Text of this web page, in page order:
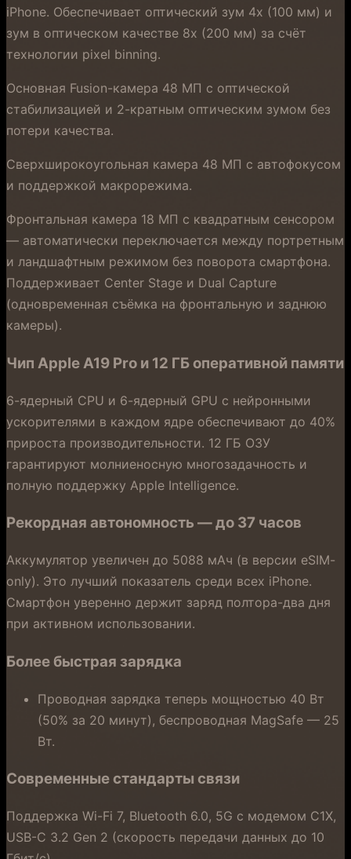
iPhone. Обеспечивает оптический зум 4x (100 мм) и
зум в оптическом качестве 8x (200 мм) за счёт
технологии pixel binning.
Основная Fusion-камера 48 МП с оптической
стабилизацией и 2-кратным оптическим зумом без
потери качества.
Сверхширокоугольная камера 48 МП с автофокусом
и поддержкой макрорежима.
Фронтальная камера 18 МП с квадратным сенсором
— автоматически переключается между портретным
и ландшафтным режимом без поворота смартфона.
Поддерживает Center Stage и Dual Capture
(одновременная съёмка на фронтальную и заднюю
камеры).
Чип Apple A19 Pro и 12 ГБ оперативной памяти
6-ядерный CPU и 6-ядерный GPU с нейронными
ускорителями в каждом ядре обеспечивают до 40%
прироста производительности. 12 ГБ ОЗУ
гарантируют молниеносную многозадачность и
полную поддержку Apple Intelligence.
Рекордная автономность — до 37 часов
Аккумулятор увеличен до 5088 мАч (в версии eSIM-
only). Это лучший показатель среди всех iPhone.
Смартфон уверенно держит заряд полтора-два дня
при активном использовании.
Более быстрая зарядка
Проводная зарядка теперь мощностью 40 Вт
(50% за 20 минут), беспроводная MagSafe — 25
Вт.
Современные стандарты связи
Поддержка Wi-Fi 7, Bluetooth 6.0, 5G с модемом C1X,
USB-C 3.2 Gen 2 (скорость передачи данных до 10